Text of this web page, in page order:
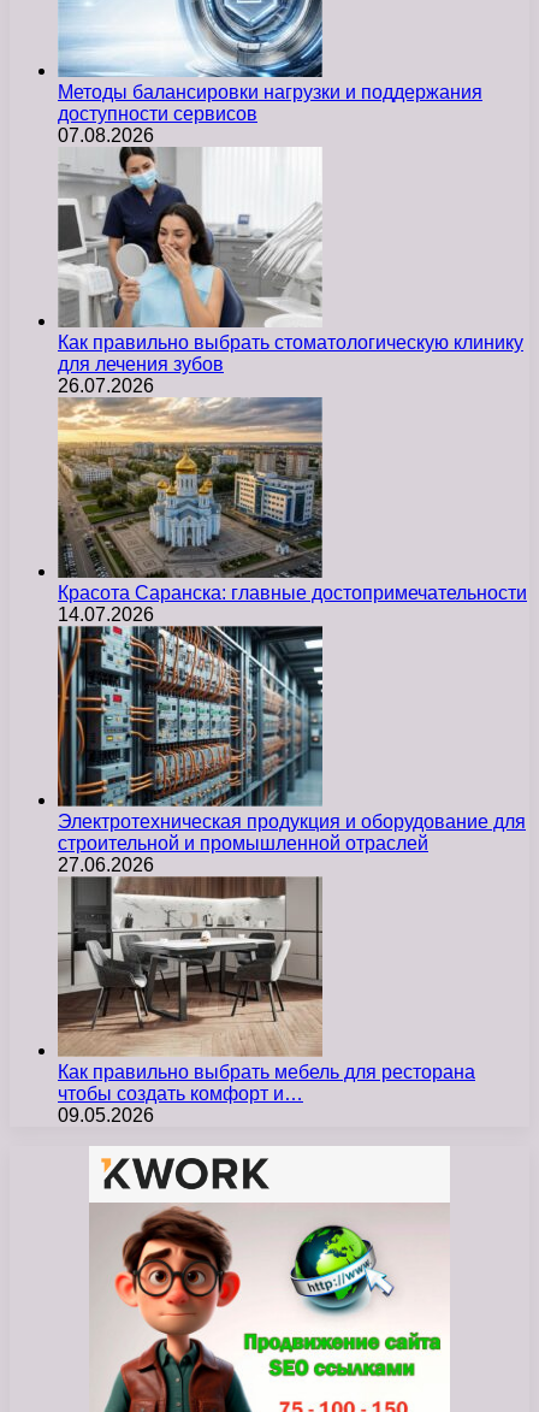
Методы балансировки нагрузки и поддержания
доступности сервисов
07.08.2026
Как правильно выбрать стоматологическую клинику
для лечения зубов
26.07.2026
Красота Саранска: главные достопримечательности
14.07.2026
Электротехническая продукция и оборудование для
строительной и промышленной отраслей
27.06.2026
Как правильно выбрать мебель для ресторана
чтобы создать комфорт и…
09.05.2026